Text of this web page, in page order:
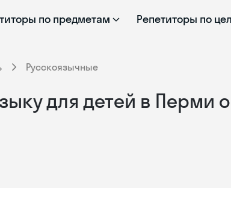
по предметам Репетиторы по
Русскоязычные
для детей в Перми